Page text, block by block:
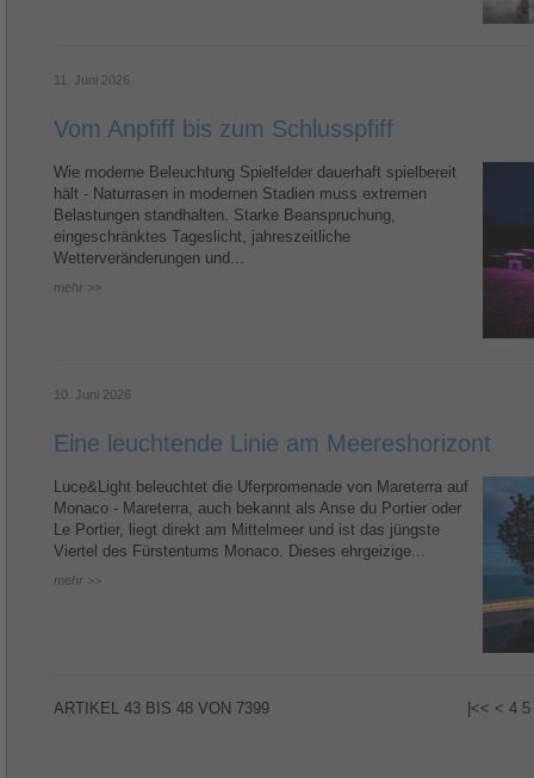
11. Juni 2026
Vom Anpfiff bis zum Schlusspfiff
Wie moderne Beleuchtung Spielfelder dauerhaft spielbereit
hält - Naturrasen in modernen Stadien muss extremen
Belastungen standhalten. Starke Beanspruchung,
eingeschränktes Tageslicht, jahreszeitliche
Wetterveränderungen und...
mehr >>
10. Juni 2026
Eine leuchtende Linie am Meereshorizont
Luce&Light beleuchtet die Uferpromenade von Mareterra auf
Monaco - Mareterra, auch bekannt als Anse du Portier oder
Le Portier, liegt direkt am Mittelmeer und ist das jüngste
Viertel des Fürstentums Monaco. Dieses ehrgeizige...
mehr >>
ARTIKEL 43 BIS 48 VON 7399 |<< < 4 5